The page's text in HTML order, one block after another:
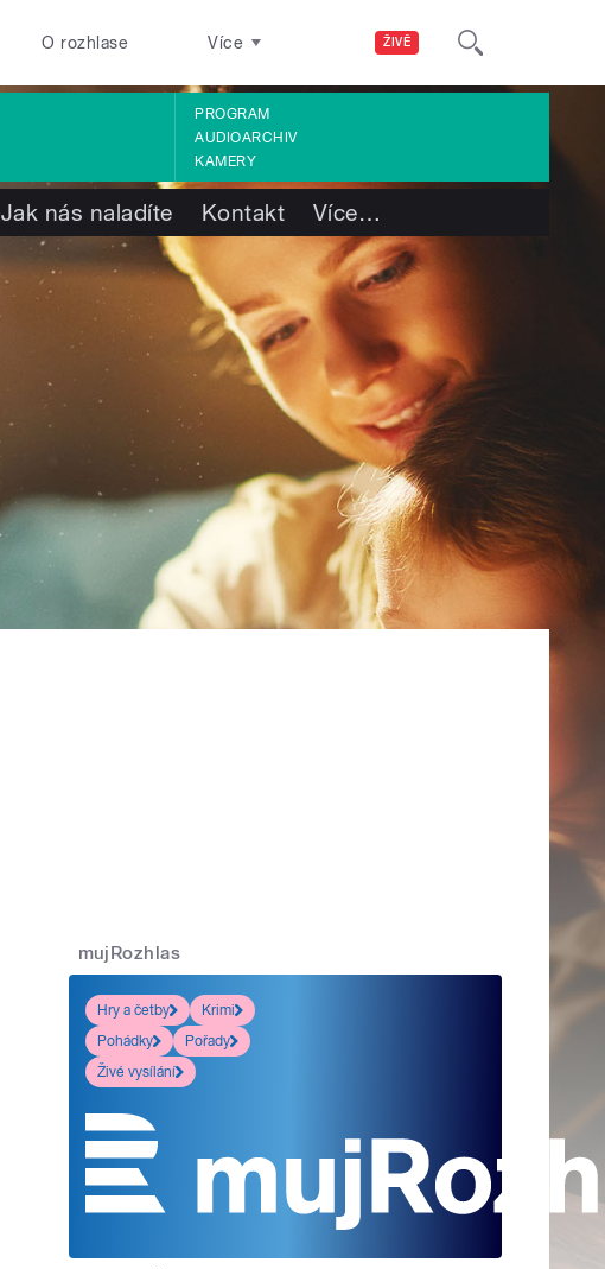
ŽIVĚ
O rozhlase Více
PROGRAM
AUDIOARCHIV
KAMERY
Jak nás naladíte Kontakt Více…
mujRozhlas
Hry a četby
Krimi
Pohádky
Pořady
Živé vysílání